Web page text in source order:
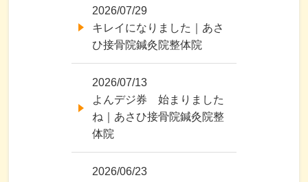
2026/07/29
キレイになりました｜あさ
ひ接骨院鍼灸院整体院
2026/07/13
よんデジ券 始まりました
ね｜あさひ接骨院鍼灸院整
体院
2026/06/23